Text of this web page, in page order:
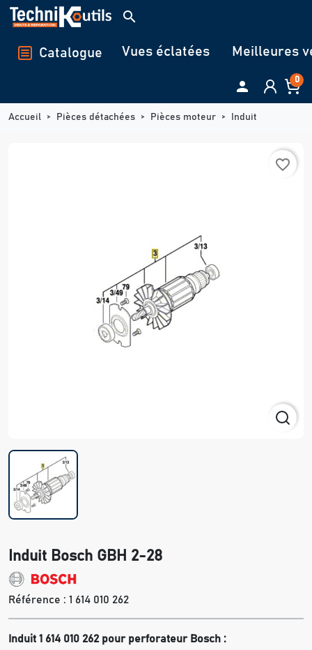
Panneau de gestion des cookies
search
Catalogue Vues éclatées Meilleures
 0
Accueil Pièces détachées Pièces moteur Induit
favorite_border
Induit Bosch GBH 2-28
Référence : 1 614 010 262
Induit 1 614 010 262 pour perforateur Bosch :